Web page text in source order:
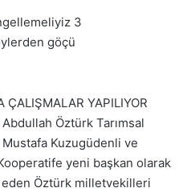
ÇALIŞMALAR YAPILIYOR
Öztürk Tarımsal
Mustafa Kuzugüdenli ve
yeni başkan olarak
Öztürk milletvekilleri